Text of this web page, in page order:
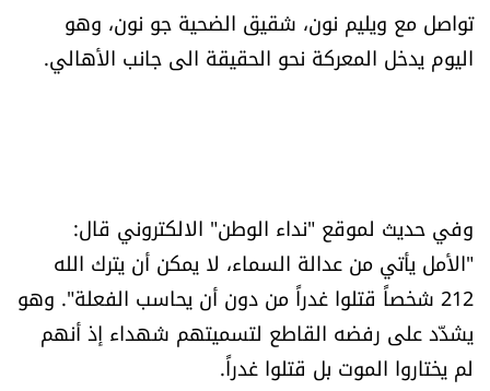
Digital solutions by
تواصل مع ويليم نون، شقيق الضحية جو نون، وهو
اليوم يدخل المعركة نحو الحقيقة الى جانب الأهالي.
وفي حديث لموقع "نداء الوطن" الالكتروني قال:
"الأمل يأتي من عدالة السماء، لا يمكن أن يترك الله
212 شخصاً قتلوا غدراً من دون أن يحاسب الفعلة". وهو
يشدّد على رفضه القاطع لتسميتهم شهداء إذ أنهم
لم يختاروا الموت بل قتلوا غدراً.